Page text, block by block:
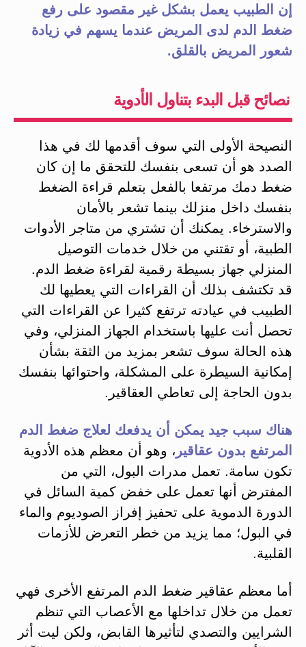
إن الطبيب يعمل بشكل غير مقصود على رفع
ضغط الدم لدى المريض عندما يسهم في زيادة
شعور المريض بالقلق.
نصائح قبل البدء بتناول الأدوية
النصيحة الأولى التي سوف أقدمها لك في هذا
الصدد هو أن تسعى بنفسك للتحقق ما إن كان
ضغط دمك مرتفعا بالفعل بتعلم قراءة الضغط
بنفسك داخل منزلك بينما تشعر بالأمان
والاسترخاء. يمكنك أن تشتري من متاجر الأدوات
الطبية، أو تقتني من خلال خدمات التوصيل
المنزلي جهاز بسيطة رقمية لقراءة ضغط الدم.
قد تكتشف بذلك أن القراءات التي يعطيها لك
الطبيب في عيادته ترتفع كثيرا عن القراءات التي
تحصل أنت عليها باستخدام الجهاز المنزلي، وفي
هذه الحالة سوف تشعر بمزيد من الثقة بشأن
إمكانية السيطرة على المشكلة، واحتوائها بنفسك
بدون الحاجة إلى تعاطي العقاقير.
هناك سبب جيد يمكن أن يدفعك لعلاج ضغط الدم
المرتفع بدون عقاقير ، وهو أن معظم هذه الأدوية
تكون سامة. تعمل مدرات البول، التي من
المفترض أنها تعمل على خفض كمية السائل في
الدورة الدموية على تحفيز إفراز الصوديوم والماء
في البول؛ مما يزيد من خطر التعرض للأزمات
القلبية.
أما معظم عقاقير ضغط الدم المرتفع الأخرى فهي
تعمل من خلال تداخلها مع الأعصاب التي تنظم
الشرايين والتصدي لتأثيرها القابض، ولكن ليت أثر